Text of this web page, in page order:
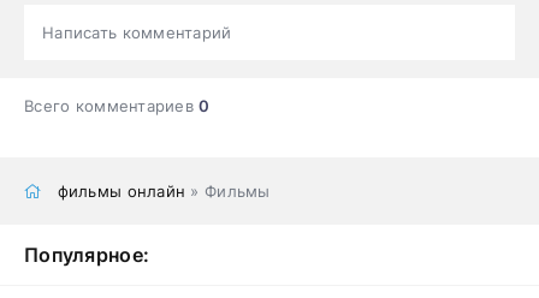
Написать комментарий
Всего комментариев0
фильмы онлайн » Фильмы
Популярное: